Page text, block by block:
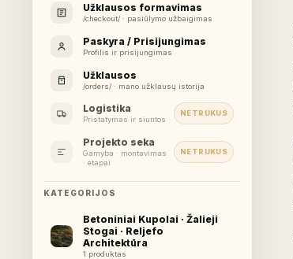
Užklausos formavimas
/checkout/ · pasiūlymo užbaigimas
Paskyra / Prisijungimas
Profilis ir prisijungimas
Užklausos
/orders/ · mano užklausų istorija
Logistika
Pristatymas ir siuntos
NETRUKUS
Projekto seka
Gamyba · montavimas
· etapai
NETRUKUS
KATEGORIJOS
Betoniniai Kupolai · Žalieji
Stogai · Reljefo
Architektūra
1 produktas